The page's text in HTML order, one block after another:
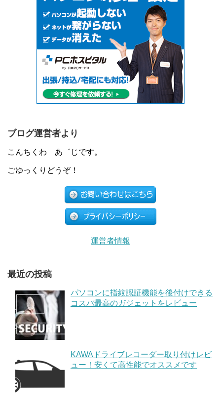
ブログ運営者より
こんちくわ あ゛じです。
ごゆっくりどうぞ！
運営者情報
最近の投稿
パソコンに指紋認証機能を後付けできる
コスパ最高のガジェットをレビュー
KAWAドライブレコーダー取り付けレビ
ュー！安くて高性能でオススメです